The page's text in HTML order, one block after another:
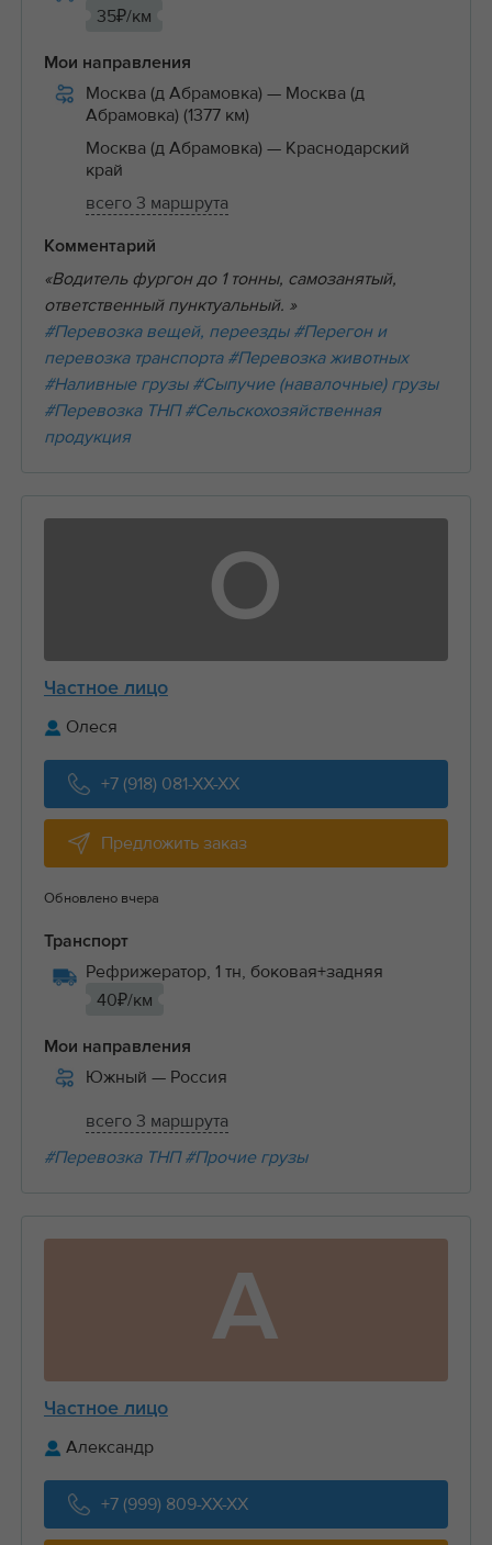
35₽/км
Мои направления
Москва (д Абрамовка) — Москва (д
Абрамовка) (1377 км)
Москва (д Абрамовка) — Краснодарский
край
всего 3 маршрута
Комментарий
«Водитель фургон до 1 тонны, самозанятый,
ответственный пунктуальный. »
#Перевозка вещей, переезды #Перегон и
перевозка транспорта #Перевозка животных
#Наливные грузы #Сыпучие (навалочные) грузы
#Перевозка ТНП #Сельскохозяйственная
продукция
О
Частное лицо
Олеся
+7 (918) 081-XX-XX
Предложить заказ
Обновлено вчера
Транспорт
Рефрижератор, 1 тн, боковая+задняя
40₽/км
Мои направления
Южный — Россия
всего 3 маршрута
#Перевозка ТНП #Прочие грузы
А
Частное лицо
Александр
+7 (999) 809-XX-XX